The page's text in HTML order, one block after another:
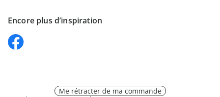
Encore plus d’inspiration
Me rétracter de ma commande